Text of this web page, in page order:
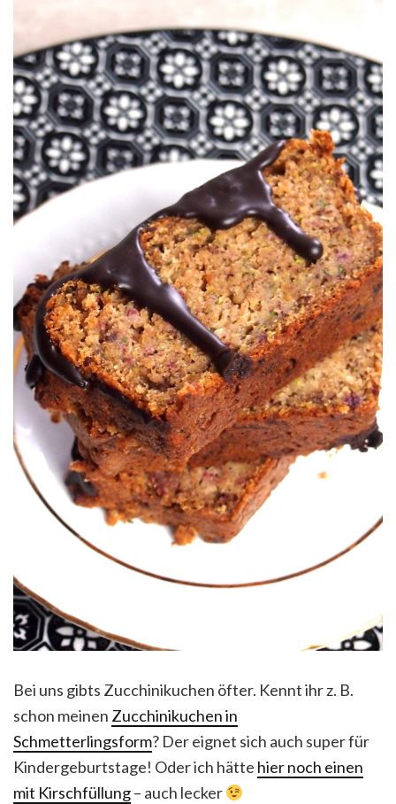
Bei uns gibts Zucchinikuchen öfter. Kennt ihr z. B.
schon meinen Zucchinikuchen in
Schmetterlingsform? Der eignet sich auch super für
Kindergeburtstage! Oder ich hätte hier noch einen
mit Kirschfüllung– auch lecker